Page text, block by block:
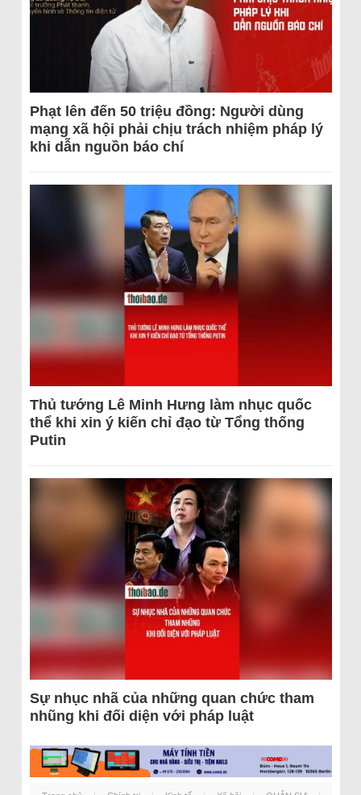
Phạt lên đến 50 triệu đồng: Người dùng
mạng xã hội phải chịu trách nhiệm pháp lý
khi dẫn nguồn báo chí
Thủ tướng Lê Minh Hưng làm nhục quốc
thể khi xin ý kiến chỉ đạo từ Tổng thống
Putin
Sự nhục nhã của những quan chức tham
nhũng khi đối diện với pháp luật